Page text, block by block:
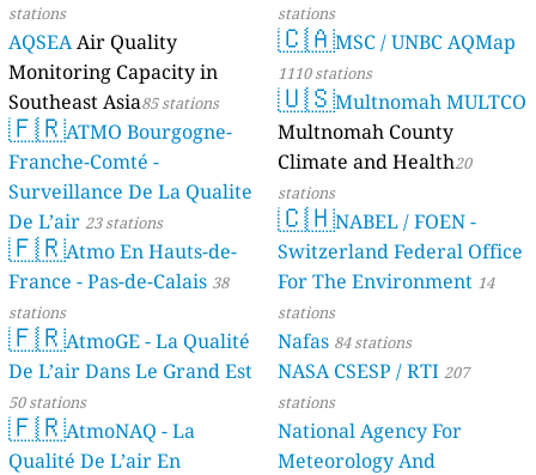
stations
AQSEAAir Quality
Monitoring Capacity in
Southeast Asia85 stations
🇫🇷ATMO Bourgogne-
Franche-Comté -
Surveillance De La Qualite
De L’air 23 stations
🇫🇷Atmo En Hauts-de-
France - Pas-de-Calais 38
stations
🇫🇷AtmoGE - La Qualité
De L’air Dans Le Grand Est
50 stations
🇫🇷AtmoNAQ - La
Qualité De L’air En
stations
🇨🇦MSC / UNBC AQMap
1110 stations
🇺🇸Multnomah MULTCO
Multnomah County
Climate and Health20
stations
🇨🇭NABEL / FOEN -
Switzerland Federal Office
For The Environment 14
stations
Nafas 84 stations
NASA CSESP / RTI 207
stations
National Agency For
Meteorology And